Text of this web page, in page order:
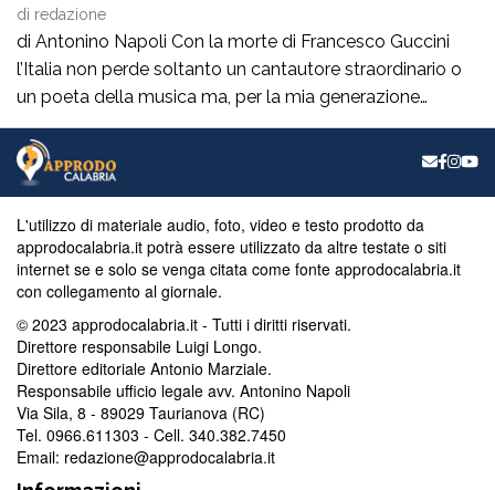
di redazione
di Antonino Napoli Con la morte di Francesco Guccini
l’Italia non perde soltanto un cantautore straordinario o
un poeta della musica ma, per la mia generazione
cresciuta nella sinistra degli anni Ottanta e Novanta, se
ne va un autentico riferimento culturale, uno di quei
maestri che hanno insegnato a pensare prima ancora
L'utilizzo di materiale audio, foto, video e testo prodotto da
approdocalabria.it potrà essere utilizzato da altre testate o siti
internet se e solo se venga citata come fonte approdocalabria.it
con collegamento al giornale.
© 2023 approdocalabria.it - Tutti i diritti riservati.
Direttore responsabile Luigi Longo.
Direttore editoriale Antonio Marziale.
Responsabile ufficio legale avv. Antonino Napoli
Via Sila, 8 - 89029 Taurianova (RC)
Tel. 0966.611303 - Cell. 340.382.7450
Email: redazione@approdocalabria.it